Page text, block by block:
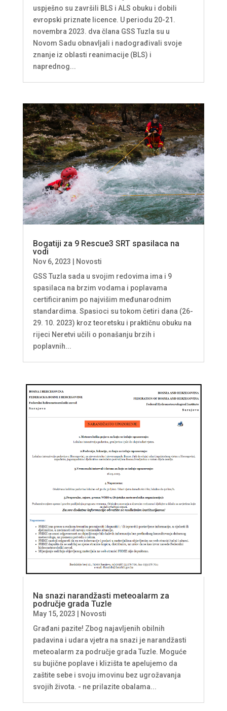
uspješno su završili BLS i ALS obuku i dobili
evropski priznate licence. U periodu 20-21.
novembra 2023. dva člana GSS Tuzla su u
Novom Sadu obnavljali i nadograđivali svoje
znanje iz oblasti reanimacije (BLS) i
naprednog...
Bogatiji za 9 Rescue3 SRT spasilaca na
vodi
Nov 6, 2023
Novosti
GSS Tuzla sada u svojim redovima ima i 9
spasilaca na brzim vodama i poplavama
certificiranim po najvišim međunarodnim
standardima. Spasioci su tokom četiri dana (26-
29. 10. 2023) kroz teoretsku i praktičnu obuku na
rijeci Neretvi učili o ponašanju brzih i
poplavnih...
Na snazi narandžasti meteoalarm za
područje grada Tuzle
May 15, 2023
Novosti
Građani pazite! Zbog najavljenih obilnih
padavina i udara vjetra na snazi je narandžasti
meteoalarm za područje grada Tuzle. Moguće
su bujične poplave i klizišta te apelujemo da
zaštite sebe i svoju imovinu bez ugrožavanja
svojih života. - ne prilazite obalama...